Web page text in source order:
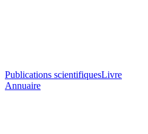
Publications scientifiquesLivre
Annuaire